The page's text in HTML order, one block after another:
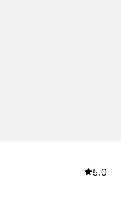
5.0